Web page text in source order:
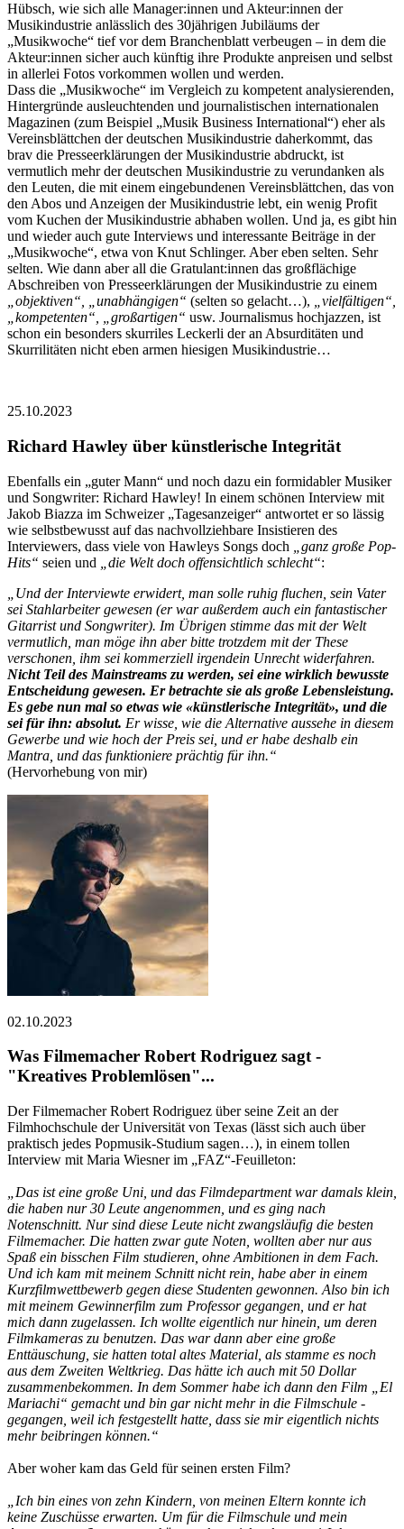
Hübsch, wie sich alle Manager:innen und Akteur:innen der
Musikindustrie anlässlich des 30jährigen Jubiläums der
„Musikwoche“ tief vor dem Branchenblatt verbeugen – in dem die
Akteur:innen sicher auch künftig ihre Produkte anpreisen und selbst
in allerlei Fotos vorkommen wollen und werden.
Dass die „Musikwoche“ im Vergleich zu kompetent analysierenden,
Hintergründe ausleuchtenden und journalistischen internationalen
Magazinen (zum Beispiel „Musik Business International“) eher als
Vereinsblättchen der deutschen Musikindustrie daherkommt, das
brav die Presseerklärungen der Musikindustrie abdruckt, ist
vermutlich mehr der deutschen Musikindustrie zu verundanken als
den Leuten, die mit einem eingebundenen Vereinsblättchen, das von
den Abos und Anzeigen der Musikindustrie lebt, ein wenig Profit
vom Kuchen der Musikindustrie abhaben wollen. Und ja, es gibt hin
und wieder auch gute Interviews und interessante Beiträge in der
„Musikwoche“, etwa von Knut Schlinger. Aber eben selten. Sehr
selten. Wie dann aber all die Gratulant:innen das großflächige
Abschreiben von Presseerklärungen der Musikindustrie zu einem
„objektiven“, „unabhängigen“ (selten so gelacht…),
„vielfältigen“,
„kompetenten“, „großartigen“ usw. Journalismus hochjazzen, ist
schon ein besonders skurriles Leckerli der an Absurditäten und
Skurrilitäten nicht eben armen hiesigen Musikindustrie…
25.10.2023
Richard Hawley über künstlerische Integrität
Ebenfalls ein „guter Mann“ und noch dazu ein formidabler Musiker
und Songwriter: Richard Hawley! In einem schönen Interview mit
Jakob Biazza im Schweizer „Tagesanzeiger“ antwortet er so lässig
wie selbstbewusst auf das nachvollziehbare Insistieren des
Interviewers, dass viele von Hawleys Songs doch
„ganz große Pop-
Hits“ seien und „die Welt doch offensichtlich schlecht“:
„Und der Interviewte erwidert, man solle ruhig fluchen, sein Vater
sei Stahlarbeiter gewesen (er war außerdem auch ein fantastischer
Gitarrist und Songwriter). Im Übrigen stimme das mit der Welt
vermutlich, man möge ihn aber bitte trotzdem mit der These
verschonen, ihm sei kommerziell irgendein Unrecht widerfahren.
Nicht Teil des Mainstreams zu werden, sei eine wirklich bewusste
Entscheidung gewesen. Er betrachte sie als große Lebensleistung.
Es gebe nun mal so etwas wie «künstlerische Integrität», und die
sei für ihn: absolut. Er wisse, wie die Alternative aussehe in diesem
Gewerbe und wie hoch der Preis sei, und er habe deshalb ein
Mantra, und das funktioniere prächtig für ihn.“
(Hervorhebung von mir)
02.10.2023
Was Filmemacher Robert Rodriguez sagt -
"Kreatives Problemlösen"...
Der Filmemacher Robert Rodriguez über seine Zeit an der
Filmhochschule der Universität von Texas (lässt sich auch über
praktisch jedes Popmusik-Studium sagen…), in einem tollen
Interview mit Maria Wiesner im „FAZ“-Feuilleton:
„Das ist eine große Uni, und das Filmdepartment war damals klein,
die haben nur 30 Leute angenommen, und es ging nach
Notenschnitt. Nur sind diese Leute nicht zwangsläufig die besten
Filmemacher. Die hatten zwar gute Noten, wollten aber nur aus
Spaß ein bisschen Film studieren, ohne Ambitionen in dem Fach.
Und ich kam mit meinem Schnitt nicht rein, habe aber in einem
Kurzfilmwettbewerb gegen diese Studenten gewonnen. Also bin ich
mit meinem Gewinnerfilm zum Professor gegangen, und er hat
mich dann zugelassen. Ich wollte eigentlich nur hinein, um deren
Filmkameras zu benutzen. Das war dann aber eine große
Enttäuschung, sie hatten total altes Material, als stamme es noch
aus dem Zweiten Weltkrieg. Das hätte ich auch mit 50 Dollar
zusammenbekommen. In dem Sommer habe ich dann den Film „El
Mariachi“ gemacht und bin gar nicht mehr in die Filmschule ­
gegangen, weil ich festgestellt hatte, dass sie mir eigentlich nichts
mehr beibringen können.“
Aber woher kam das Geld für seinen ersten Film?
„Ich bin eines von zehn Kindern, von meinen Eltern konnte ich
keine Zuschüsse erwarten. Um für die Filmschule und mein